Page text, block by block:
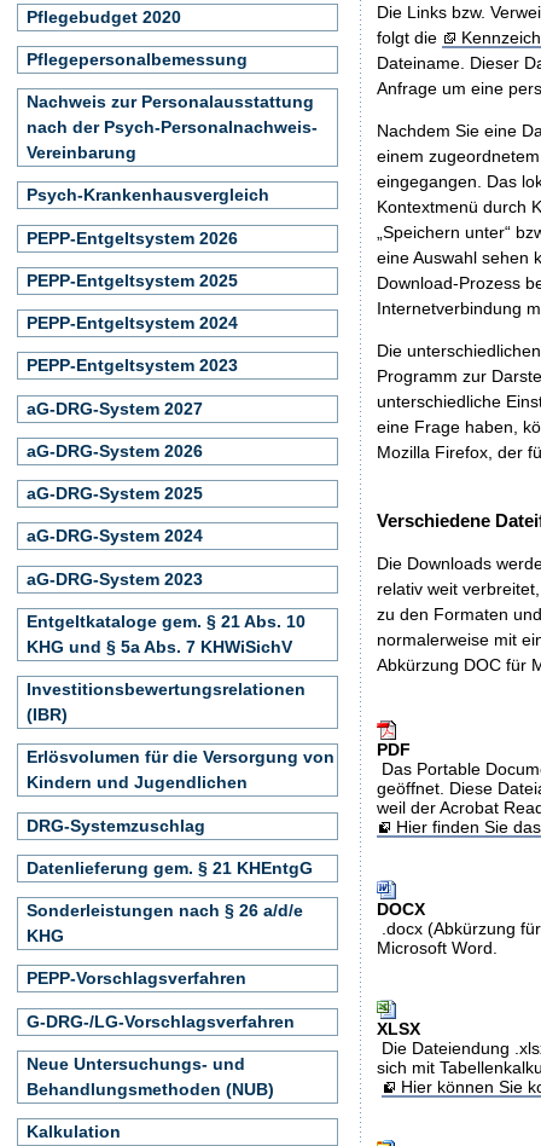
Die Links bzw.
folgt die
Dateiname. Dieser
Anfrage um eine
Nachdem Sie eine
einem
eingegangen. Das
Kontextmenü durch
„Speichern unter“
eine Auswahl sehen
Download-Prozess
Internetverbindung
Die
Programm zur
unterschiedliche
eine Frage haben,
Mozilla Firefox, der
Verschiedene
Die Downloads
relativ weit
zu den Formaten
normalerweise mit
Abkürzung DOC für
PDF
Das Portable
geöffnet. Diese
weil der Acrobat
Hier finden Sie
DOCX
.docx (Abkürzung
Microsoft Word.
XLSX
Die Dateiendung
sich mit
Hier können Sie
Pflegebudget 2020
Pflegepersonalbemessung
Nachweis zur Personalausstattung
nach der Psych-Personalnachweis-
Vereinbarung
Psych-Krankenhausvergleich
PEPP-Entgeltsystem 2026
PEPP-Entgeltsystem 2025
PEPP-Entgeltsystem 2024
PEPP-Entgeltsystem 2023
aG-DRG-System 2027
aG-DRG-System 2026
aG-DRG-System 2025
aG-DRG-System 2024
aG-DRG-System 2023
Entgeltkataloge gem. § 21 Abs. 10
KHG und § 5a Abs. 7 KHWiSichV
Investitionsbewertungsrelationen
(IBR)
Erlösvolumen für die Versorgung von
Kindern und Jugendlichen
DRG-Systemzuschlag
Datenlieferung gem. § 21 KHEntgG
Sonderleistungen nach § 26 a/d/e
KHG
PEPP-Vorschlagsverfahren
G-DRG-/LG-Vorschlagsverfahren
Neue Untersuchungs- und
Behandlungsmethoden (NUB)
Kalkulation